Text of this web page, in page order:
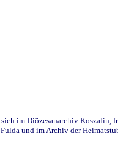
im Diözesanarchiv
und im Archiv der